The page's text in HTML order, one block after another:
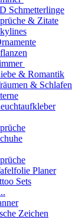
Schmetterlinge
& Zitate
& Romantik
& Schlafen
Planer
Sets
Zeichen